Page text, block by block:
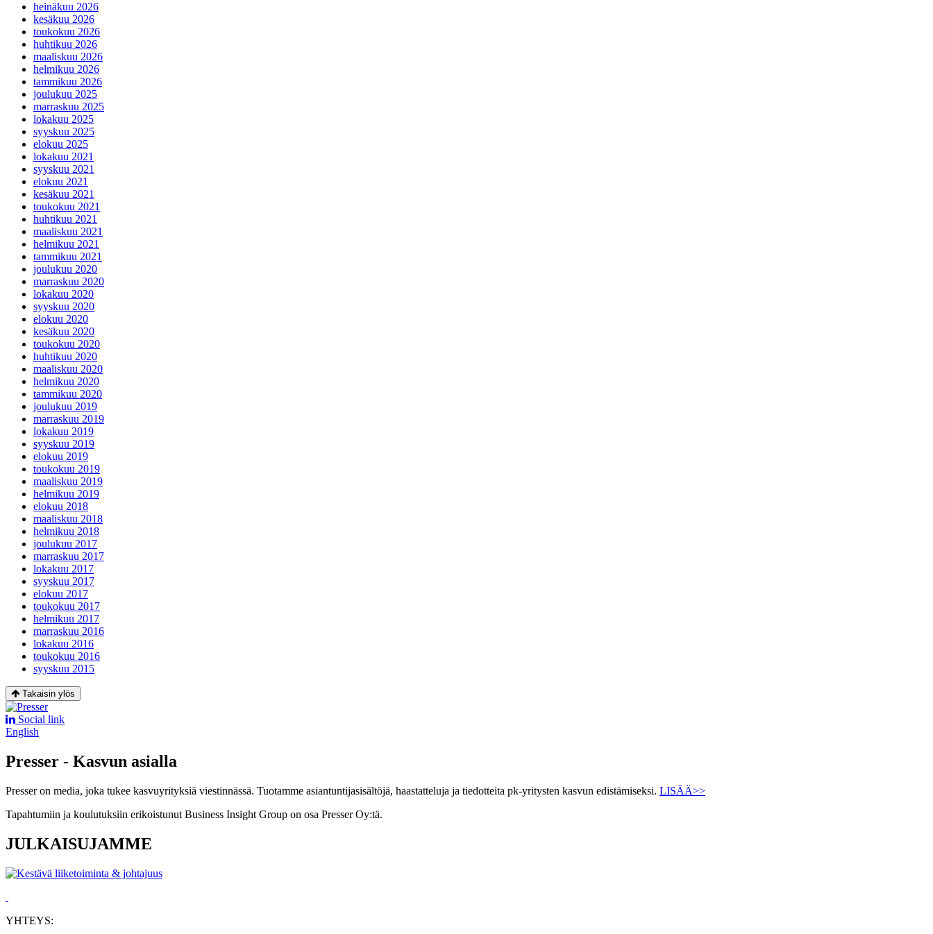
heinäkuu 2026
kesäkuu 2026
toukokuu 2026
huhtikuu 2026
maaliskuu 2026
helmikuu 2026
tammikuu 2026
joulukuu 2025
marraskuu 2025
lokakuu 2025
syyskuu 2025
elokuu 2025
lokakuu 2021
syyskuu 2021
elokuu 2021
kesäkuu 2021
toukokuu 2021
huhtikuu 2021
maaliskuu 2021
helmikuu 2021
tammikuu 2021
joulukuu 2020
marraskuu 2020
lokakuu 2020
syyskuu 2020
elokuu 2020
kesäkuu 2020
toukokuu 2020
huhtikuu 2020
maaliskuu 2020
helmikuu 2020
tammikuu 2020
joulukuu 2019
marraskuu 2019
lokakuu 2019
syyskuu 2019
elokuu 2019
toukokuu 2019
maaliskuu 2019
helmikuu 2019
elokuu 2018
maaliskuu 2018
helmikuu 2018
joulukuu 2017
marraskuu 2017
lokakuu 2017
syyskuu 2017
elokuu 2017
toukokuu 2017
helmikuu 2017
marraskuu 2016
lokakuu 2016
toukokuu 2016
syyskuu 2015
Takaisin ylös
Social link
English
Presser - Kasvun asialla
Presser on media, joka tukee kasvuyrityksiä viestinnässä. Tuotamme asiantuntijasisältöjä, haastatteluja ja tiedotteita pk-yritysten kasvun edistämiseksi. LISÄÄ>>
Tapahtumiin ja koulutuksiin erikoistunut Business Insight Group on osa Presser Oy:tä.
JULKAISUJAMME
YHTEYS: